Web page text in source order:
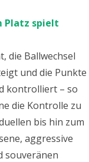
Platz spielt
die Ballwechsel
und die Punkte
kontrolliert – so
die Kontrolle zu
bis hin zum
aggressive
souveränen